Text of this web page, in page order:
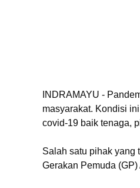
INDRAMAYU -
masyarakat. Kondisi
covid-19 baik tenaga,
Salah satu pihak yang
Gerakan Pemuda